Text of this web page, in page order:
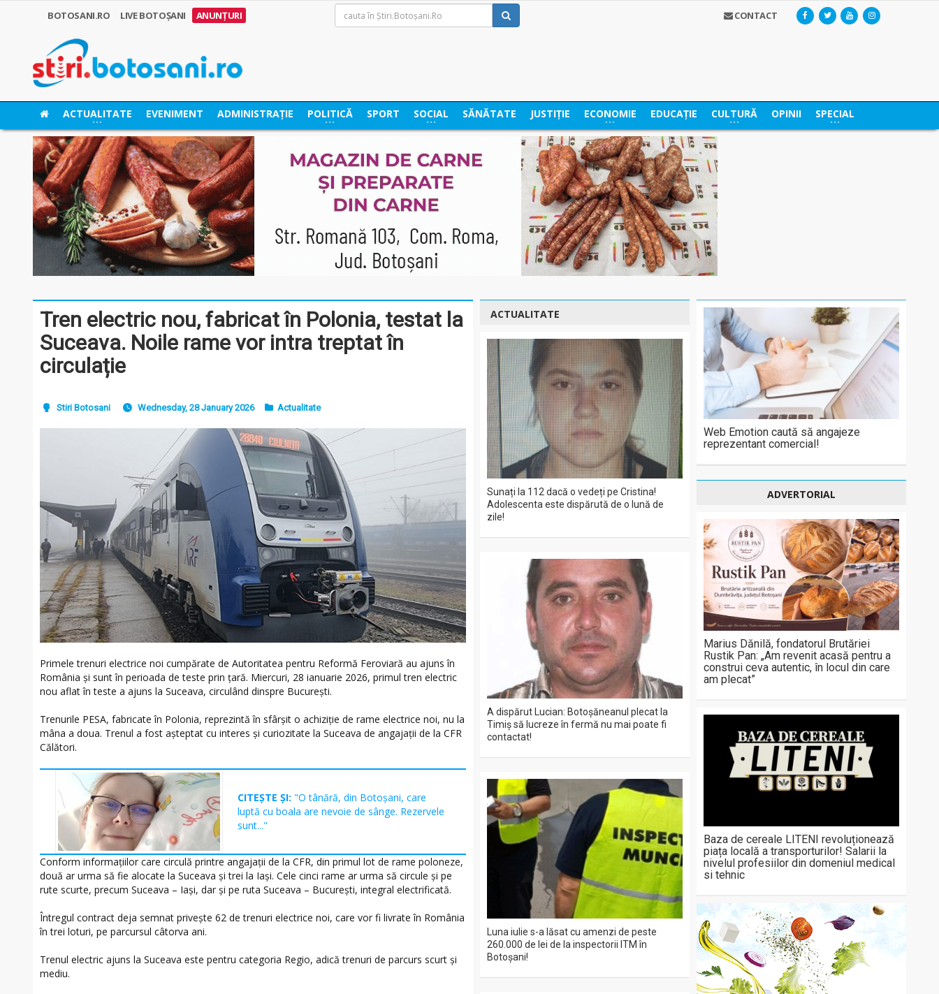
BOTOSANI.RO LIVE BOTOȘANI ANUNȚURI CONTACT
ACTUALITATE EVENIMENT ADMINISTRAȚIE POLITICĂ SPORT SOCIAL SĂNĂTATE JUSTIȚIE ECONOMIE EDUCAȚIE CULTURĂ OPINII SPECIAL
Tren electric nou, fabricat în Polonia, testat la
Suceava. Noile rame vor intra treptat în
circulație
Stiri Botosani Wednesday, 28 January 2026 Actualitate
Primele trenuri electrice noi cumpărate de Autoritatea pentru Reformă Feroviară au ajuns în
România și sunt în perioada de teste prin țară. Miercuri, 28 ianuarie 2026, primul tren electric
nou aflat în teste a ajuns la Suceava, circulând dinspre București.
Trenurile PESA, fabricate în Polonia, reprezintă în sfârșit o achiziție de rame electrice noi, nu la
mâna a doua. Trenul a fost așteptat cu interes și curiozitate la Suceava de angajații de la CFR
Călători.
CITEȘTE ȘI: "O tânără, din Botoșani, care
luptă cu boala are nevoie de sânge. Rezervele
sunt..."
Conform informațiilor care circulă printre angajații de la CFR, din primul lot de rame poloneze,
două ar urma să fie alocate la Suceava și trei la Iași. Cele cinci rame ar urma să circule și pe
rute scurte, precum Suceava – Iași, dar și pe ruta Suceava – București, integral electrificată.
Întregul contract deja semnat privește 62 de trenuri electrice noi, care vor fi livrate în România
în trei loturi, pe parcursul câtorva ani.
Trenul electric ajuns la Suceava este pentru categoria Regio, adică trenuri de parcurs scurt și
mediu.
ACTUALITATE
Sunați la 112 dacă o vedeți pe Cristina!
Adolescenta este dispărută de o lună de
zile!
A dispărut Lucian: Botoșăneanul plecat la
Timiș să lucreze în fermă nu mai poate fi
contactat!
Luna iulie s-a lăsat cu amenzi de peste
260.000 de lei de la inspectorii ITM în
Botoșani!
Web Emotion caută să angajeze
reprezentant comercial!
ADVERTORIAL
Marius Dănilă, fondatorul Brutăriei
Rustik Pan: „Am revenit acasă pentru a
construi ceva autentic, în locul din care
am plecat”
Baza de cereale LITENI revoluționează
piața locală a transporturilor! Salarii la
nivelul profesiilor din domeniul medical
si tehnic